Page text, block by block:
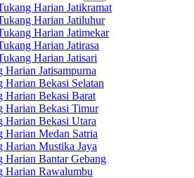
Harian Jatikramat
Harian Jatiluhur
Harian Jatimekar
Harian Jatirasa
Harian Jatisari
Harian Jatisampurna
Harian Bekasi Selatan
Harian Bekasi Barat
Harian Bekasi Timur
Harian Bekasi Utara
Harian Medan Satria
Harian Mustika Jaya
Harian Bantar Gebang
Harian Rawalumbu